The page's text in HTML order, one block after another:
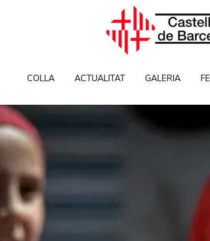
COLLA ACTUALITAT GALERIA